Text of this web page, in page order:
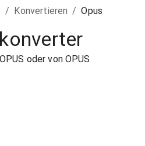
/ Konvertieren / Opus
oder von OPUS